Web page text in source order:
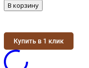
В корзину
Купить в 1 клик